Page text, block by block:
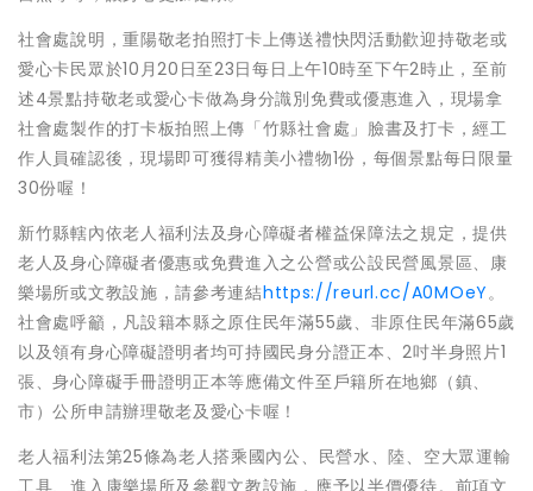
社會處說明，重陽敬老拍照打卡上傳送禮快閃活動歡迎持敬老或
愛心卡民眾於10月20日至23日每日上午10時至下午2時止，至前
述4景點持敬老或愛心卡做為身分識別免費或優惠進入，現場拿
社會處製作的打卡板拍照上傳「竹縣社會處」臉書及打卡，經工
作人員確認後，現場即可獲得精美小禮物1份，每個景點每日限量
30份喔！
新竹縣轄內依老人福利法及身心障礙者權益保障法之規定，提供
老人及身心障礙者優惠或免費進入之公營或公設民營風景區、康
樂場所或文教設施，請參考連結https://reurl.cc/A0MOeY。
社會處呼籲，凡設籍本縣之原住民年滿55歲、非原住民年滿65歲
以及領有身心障礙證明者均可持國民身分證正本、2吋半身照片1
張、身心障礙手冊證明正本等應備文件至戶籍所在地鄉（鎮、
市）公所申請辦理敬老及愛心卡喔！
老人福利法第25條為老人搭乘國內公、民營水、陸、空大眾運輸
工具、進入康樂場所及參觀文教設施，應予以半價優待。前項文